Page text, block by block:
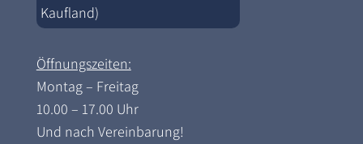
Kaufland)
Öffnungszeiten:
Montag – Freitag
10.00 – 17.00 Uhr
Und nach Vereinbarung!